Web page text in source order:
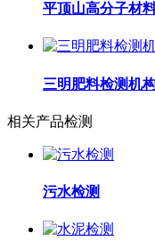
平顶山高分子材
三明肥料检测机
相关产品检测
污水检测